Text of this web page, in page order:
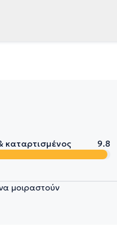
καταρτισμένος
9.8
μοιραστούν